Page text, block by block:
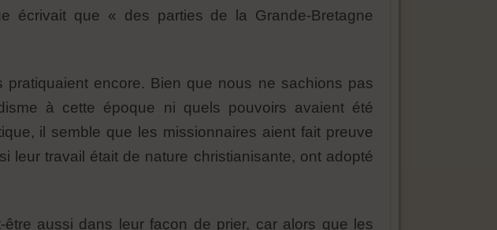
écrivait que « des parties de la Grande-Bretagne
encore. Bien que nous ne sachions pas
à cette époque ni quels pouvoirs avaient été
il semble que les missionnaires aient fait preuve
leur travail était de nature christianisante, ont adopté
aussi dans leur façon de prier, car alors que les